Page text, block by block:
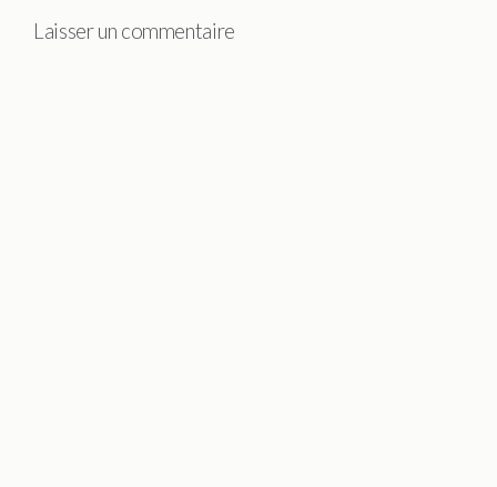
Laisser un commentaire